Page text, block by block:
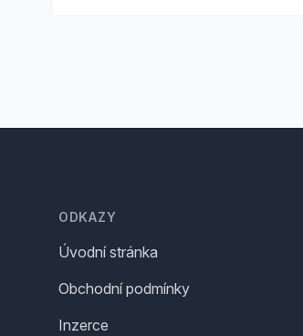
ODKAZY
Úvodní stránka
Obchodní podmínky
Inzerce